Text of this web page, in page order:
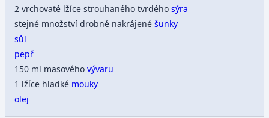
2 vrchovaté lžíce strouhaného tvrdéhosýra
stejné množství drobně nakrájenéšunky
sůl
pepř
150 ml masovéhovývaru
1 lžíce hladké mouky
olej